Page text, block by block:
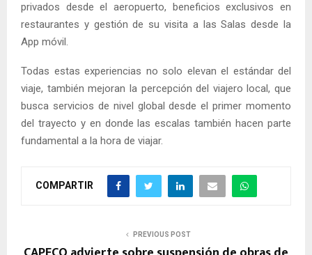
privados desde el aeropuerto, beneficios exclusivos en
restaurantes y gestión de su visita a las Salas desde la
App móvil.
Todas estas experiencias no solo elevan el estándar del
viaje, también mejoran la percepción del viajero local, que
busca servicios de nivel global desde el primer momento
del trayecto y en donde las escalas también hacen parte
fundamental a la hora de viajar.
COMPARTIR
PREVIOUS POST